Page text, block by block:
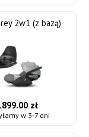
2w1 (z bazą)
zł
w 3-7 dni